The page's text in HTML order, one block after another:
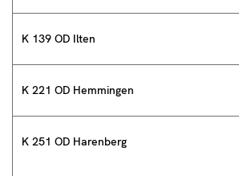
K 139 OD Ilten
K 221 OD Hemmingen
K 251 OD Harenberg